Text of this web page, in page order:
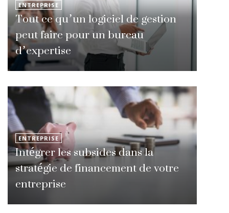
ENTREPRISE
Tout ce qu’un logiciel de gestion
peut faire pour un bureau
d’expertise
ENTREPRISE
Intégrer les subsides dans la
stratégie de financement de votre
entreprise